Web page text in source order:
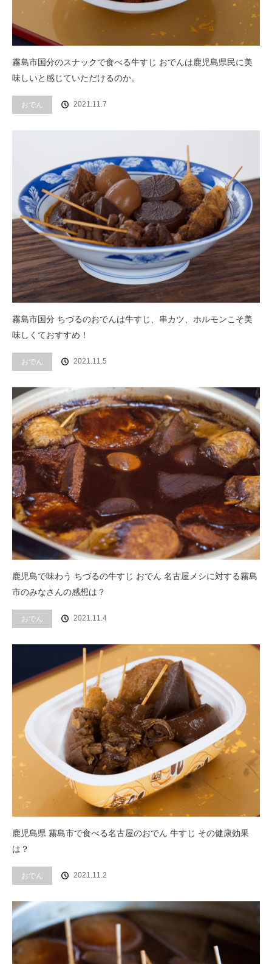
霧島市国分のスナックで食べる牛すじ おでんは鹿児島県民に美
味しいと感じていただけるのか。
おでん 2021.11.7
霧島市国分 ちづるのおでんは牛すじ、串カツ、ホルモンこそ美
味しくておすすめ！
おでん 2021.11.5
鹿児島で味わう ちづるの牛すじ おでん 名古屋メシに対する霧島
市のみなさんの感想は？
おでん 2021.11.4
鹿児島県 霧島市で食べる名古屋のおでん 牛すじ その健康効果
は？
おでん 2021.11.2